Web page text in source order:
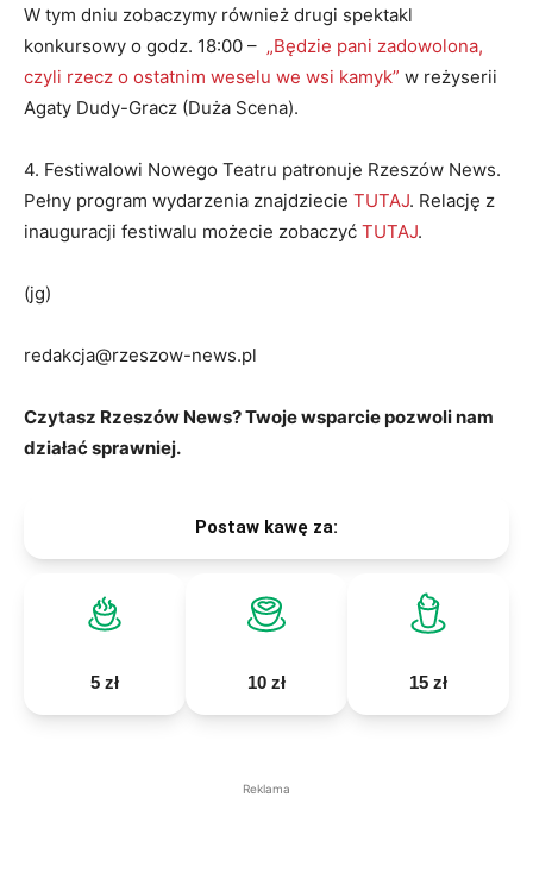
W tym dniu zobaczymy również drugi spektakl
konkursowy o godz. 18:00 – „Będzie pani zadowolona,
czyli rzecz o ostatnim weselu we wsi kamyk” w reżyserii
Agaty Dudy-Gracz (Duża Scena).
4. Festiwalowi Nowego Teatru patronuje Rzeszów News.
Pełny program wydarzenia znajdziecie TUTAJ. Relację z
inauguracji festiwalu możecie zobaczyć TUTAJ.
(jg)
redakcja@rzeszow-news.pl
Czytasz Rzeszów News? Twoje wsparcie pozwoli nam
działać sprawniej.
Postaw kawę za:
5 zł 10 zł 15 zł
Reklama